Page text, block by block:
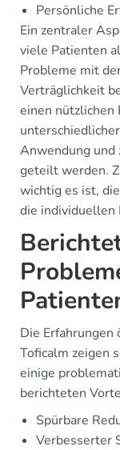
Persönliche
Ein zentraler
viele Patienten
Probleme mit
Verträglichkeit
einen nützlichen
Anwendung und
geteilt werden.
wichtig es ist,
die individuellen
Die
Toficalm zeigen
einige
berichteten
Spürbare
Verbesserter